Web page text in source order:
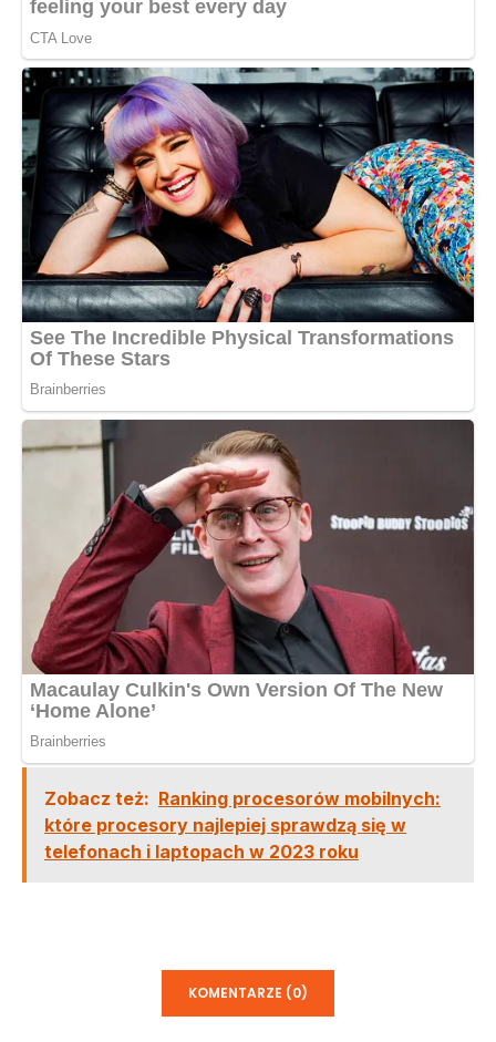
Zobacz też: Ranking procesorów mobilnych:
które procesory najlepiej sprawdzą się w
telefonach i laptopach w 2023 roku
KOMENTARZE (0)